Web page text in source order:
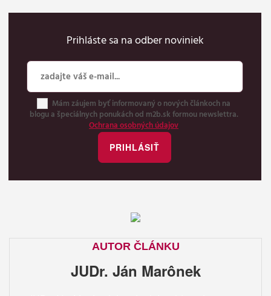
Prihláste sa na odber noviniek
Mám záujem byť informovaný o nových článkoch na
blogu a špeciálnych ponukách od m2b.sk formou newslettra.
Ochrana osobných údajov
AUTOR ČLÁNKU
JUDr. Ján Marônek